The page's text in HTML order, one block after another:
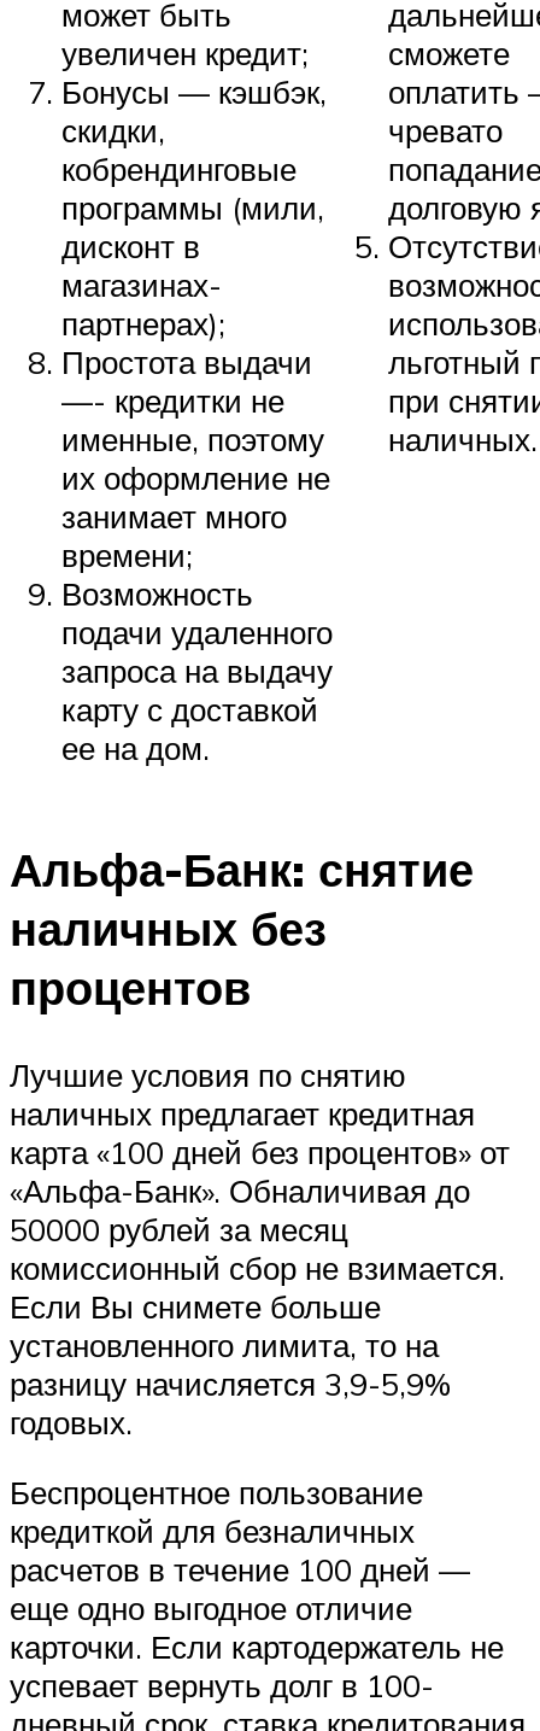
может быть
увеличен кредит;
Бонусы — кэшбэк,
скидки,
кобрендинговые
программы (мили,
дисконт в
магазинах-
партнерах);
Простота выдачи
—- кредитки не
именные, поэтому
их оформление не
занимает много
времени;
Возможность
подачи удаленного
запроса на выдачу
карту с доставкой
ее на дом.
сможете
оплатить
чревато
долговую
льготный
при
наличных.
Альфа-Банк: снятие
наличных без
процентов
Лучшие условия по снятию
наличных предлагает кредитная
карта «100 дней без процентов» от
«Альфа-Банк». Обналичивая до
50000 рублей за месяц
комиссионный сбор не взимается.
Если Вы снимете больше
установленного лимита, то на
разницу начисляется 3,9-5,9%
годовых.
Беспроцентное пользование
кредиткой для безналичных
расчетов в течение 100 дней —
еще одно выгодное отличие
карточки. Если картодержатель не
успевает вернуть долг в 100-
дневный срок, ставка кредитования